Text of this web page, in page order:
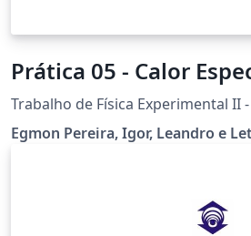
Prática 05 - Calor
Trabalho de Física Experimental II
Egmon Pereira, Igor, Leandro e